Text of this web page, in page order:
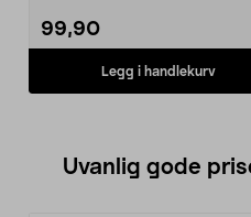
99,90
Legg i handlekurv
Uvanlig gode